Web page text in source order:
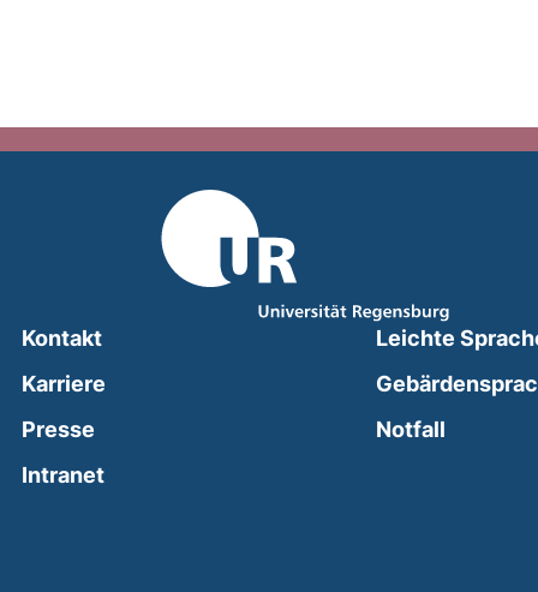
Kontakt
Karriere
Presse
Intranet(external link, opens in a new window)
Leichte
Notfall